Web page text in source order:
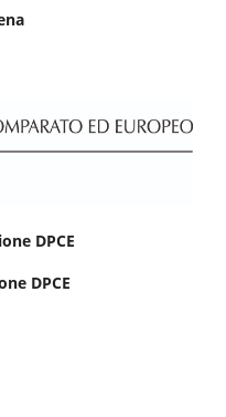
DPCE
DPCE